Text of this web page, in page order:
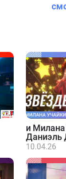
и Милана
Даниэль
10.04.26